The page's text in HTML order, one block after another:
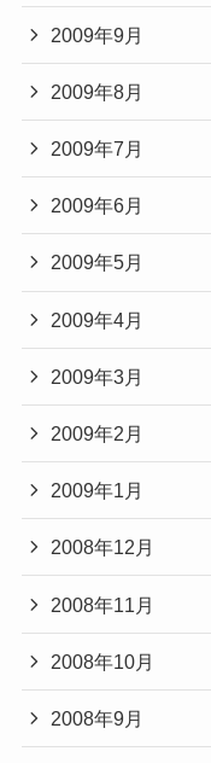
2009年9月
2009年8月
2009年7月
2009年6月
2009年5月
2009年4月
2009年3月
2009年2月
2009年1月
2008年12月
2008年11月
2008年10月
2008年9月